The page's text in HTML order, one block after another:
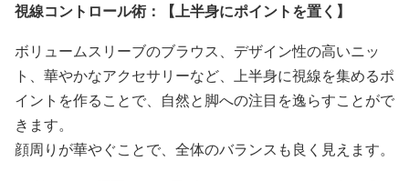
視線コントロール術：【上半身にポイントを置く】
ボリュームスリーブのブラウス、デザイン性の高いニッ
ト、華やかなアクセサリーなど、上半身に視線を集めるポ
イントを作ることで、自然と脚への注目を逸らすことがで
きます。
顔周りが華やぐことで、全体のバランスも良く見えます。